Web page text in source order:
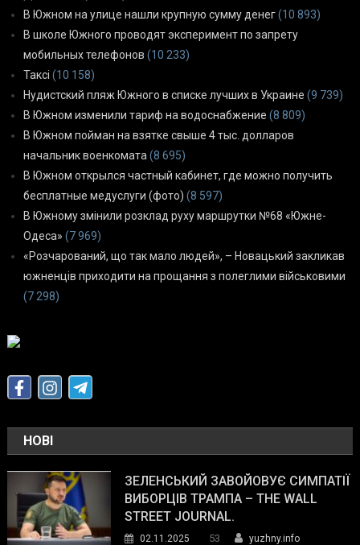
В Южном на улице нашли крупную сумму денег(10 893)
В школе Южного проводят эксперимент по запрету
мобильных телефонов (10 233)
Таксі (10 158)
Нудистский пляж Южного в списке лучших в Украине (9 739)
В Южном изменили тариф на водоснабжение (8 809)
В Южном пойман на взятке свыше 4 тыс. долларов
начальник военкомата (8 695)
В Южном открылся частный кабинет, где можно получить
бесплатные медуслуги (фото) (8 597)
В Южному змінили розклад руху маршрутки №68 «Южне-
Одеса» (7 969)
«Розчарований, що так мало людей», – Новацький закликав
южненців приходити на прощання з полеглими військовими
(7 298)
НОВІ
ЗЕЛЕНСЬКИЙ ЗАВОЙОВУЄ СИМПАТІЇ
ВИБОРЦІВ ТРАМПА – THE WALL
STREET JOURNAL.
02.11.2025 53
yuzhny.info